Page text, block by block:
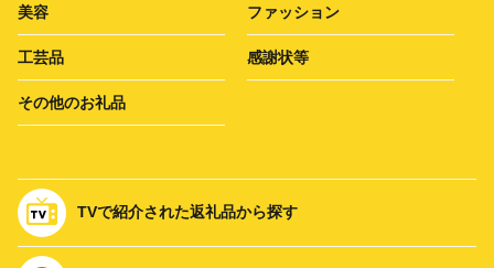
美容 ファッション
工芸品 感謝状等
その他のお礼品
TVで紹介された返礼品から探す